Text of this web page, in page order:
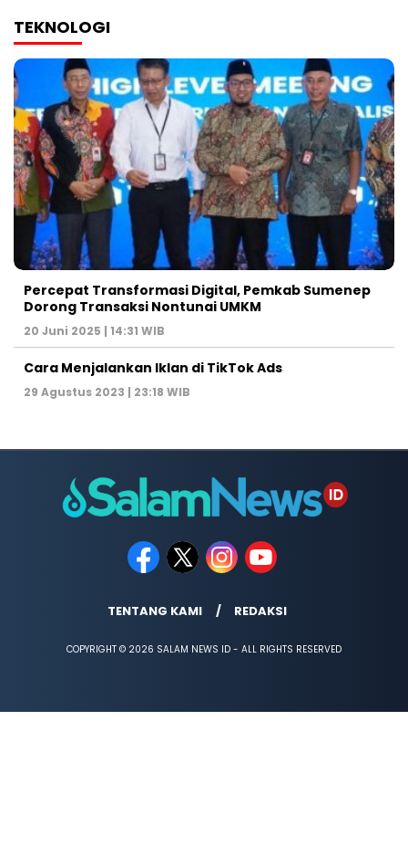
TEKNOLOGI
Percepat Transformasi Digital, Pemkab Sumenep
Dorong Transaksi Nontunai UMKM
20 Juni 2025 | 14:31 WIB
Cara Menjalankan Iklan di TikTok Ads
29 Agustus 2023 | 23:18 WIB
TENTANG KAMI REDAKSI
COPYRIGHT © 2026 SALAM NEWS ID - ALL RIGHTS RESERVED